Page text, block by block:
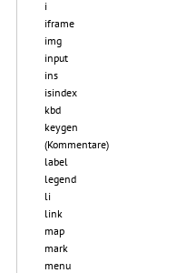
i
iframe
img
input
ins
isindex
kbd
keygen
(Kommentare)
label
legend
li
link
map
mark
menu